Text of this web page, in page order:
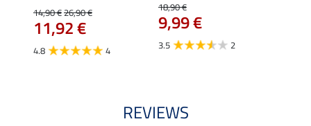
14,90 €26,90 €
11,92 €
4.8 4
18,90 €
9,99 €
3.5 2
REVIEWS